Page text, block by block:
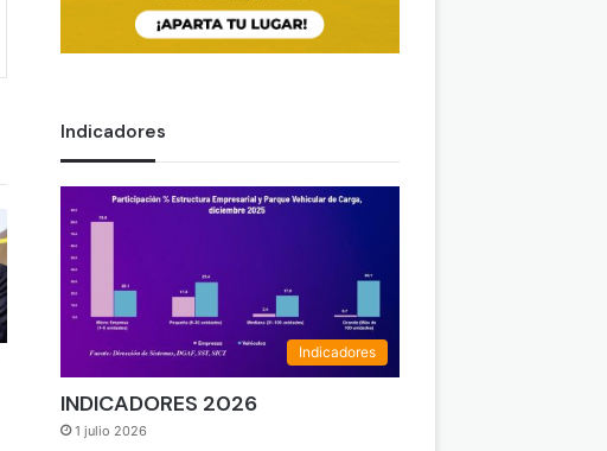
Indicadores
Indicadores
INDICADORES 2026
1 julio 2026